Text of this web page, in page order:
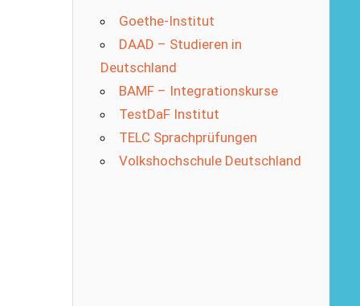
Goethe-Institut
DAAD – Studieren in
Deutschland
BAMF – Integrationskurse
TestDaF Institut
TELC Sprachprüfungen
Volkshochschule Deutschland